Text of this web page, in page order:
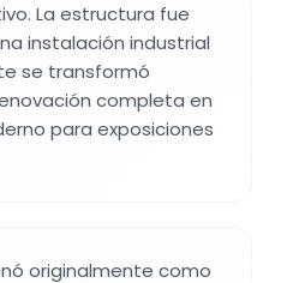
La estructura fue
instalación industrial
se transformó
completa en
para exposiciones
originalmente como